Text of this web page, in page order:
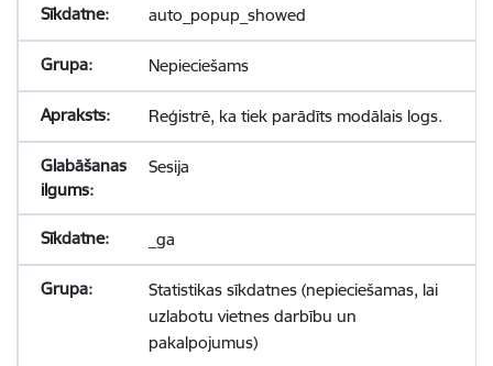
auto_popup_showed
Nepieciešams
Reģistrē, ka tiek parādīts modālais logs.
Sesija
_ga
Statistikas sīkdatnes (nepieciešamas, lai
uzlabotu vietnes darbību un
pakalpojumus)